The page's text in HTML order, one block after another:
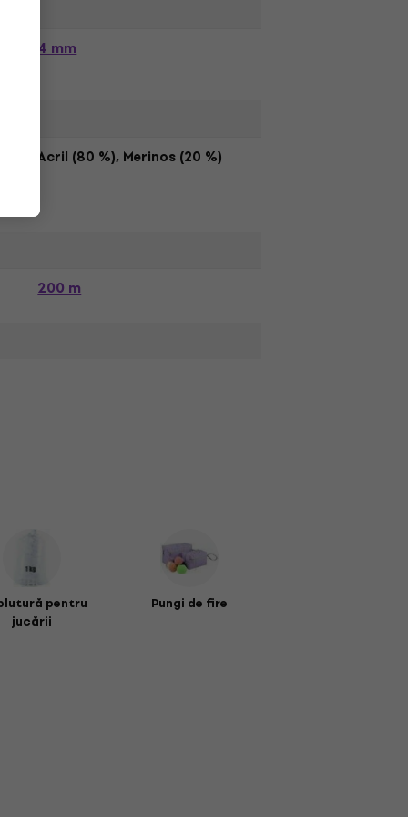
4 mm
Acril (80 %), Merinos (20 %)
200 m
pentru
jucării
Pungi de fire